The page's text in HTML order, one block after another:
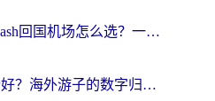
海外党必看：Clash回国机场怎么选？一篇搞定无缝访问国内资源的全攻略
穿梭和松果哪个好？海外游子的数字归乡路，到底该怎么选